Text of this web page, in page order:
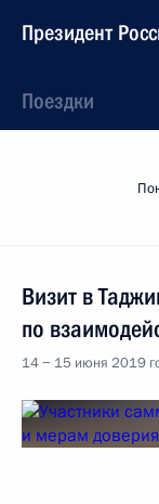
Президент
Поездки
Визит в
по
14 − 15 июня 2019